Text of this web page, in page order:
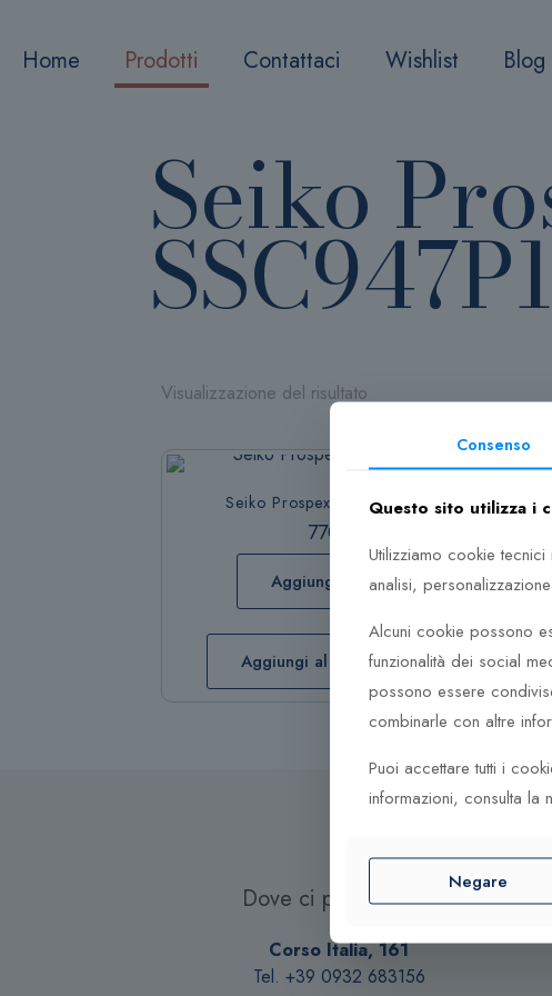
Home Prodotti Contattaci Wishlist Blog
Seiko
SSC947P1
Visualizzazione del risultato
Seiko Prospex Solare SSC947P1
770,00
Aggiungi al carrello
Aggiungi al carrello
Dove ci puoi trovare
Corso Italia, 161
Tel. +39 0932 683156
Consenso
Questo sito utilizza i
Utilizziamo cookie
analisi,
Alcuni cookie possono
funzionalità dei social
possono essere
combinarle con altre
Puoi accettare tutti i
informazioni, consulta la
Negare